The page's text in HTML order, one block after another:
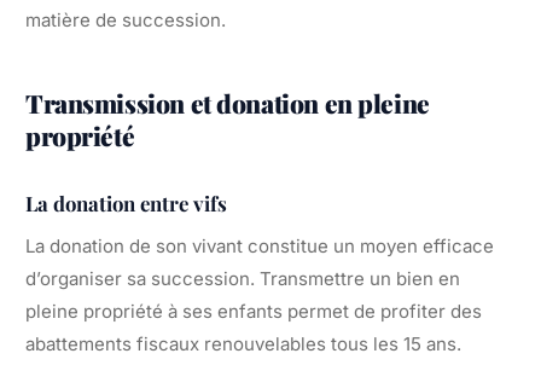
matière de succession.
Transmission et donation en pleine
propriété
La donation entre vifs
La donation de son vivant constitue un moyen efficace
d’organiser sa succession. Transmettre un bien en
pleine propriété à ses enfants permet de profiter des
abattements fiscaux renouvelables tous les 15 ans.